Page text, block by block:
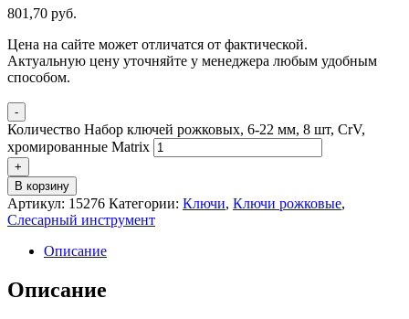
801,70 руб.
Цена на сайте может отличатся от фактической.
Актуальную цену уточняйте у менеджера любым удобным
способом.
-
Количество Набор ключей рожковых, 6-22 мм, 8 шт, CrV,
хромированные Matrix
+
В корзину
Артикул: 15276 Категории: Ключи, Ключи рожковые,
Слесарный инструмент
Описание
Описание